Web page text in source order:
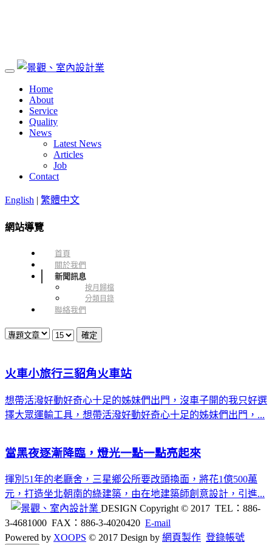
Home
About
Service
Quality
News
Latest News
Articles
Job
Contact
English | 繁體中文
網站導覽
首頁
關於我們
新聞訊息
按月歸檔
分類目錄
聯絡我們
火車小旅行三貂角火車站
想帶活潑好動好奇心十足的姊妹們出門，沒車子開的我只好選
擇大眾運輸工具，想帶活潑好動好奇心十足的姊妹們出門，...
當黑夜逐漸降臨，燈光一點一點亮起來
揮別51年的老廳舍，三星鄉公所要改頭換面，將花1億500萬
元，打造坐北朝南的綠建築，由在地建築師創意設計，引進...
DESIGN Copyright © 2017 TEL：886-
3-4681000 FAX：886-3-4020420 E-mail
Powered by XOOPS © 2017 Design by 網頁製作 登錄帳號